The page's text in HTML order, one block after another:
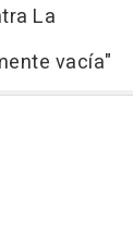
La
vacía"